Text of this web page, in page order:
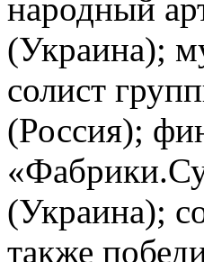
народный
(Украина);
солист
(Россия);
(Украина);
также